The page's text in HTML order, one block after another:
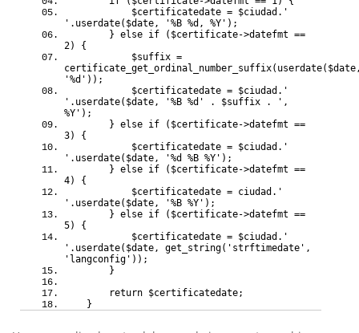
$certificatedate = $ciudad.'
'.userdate($date, '%B %d, %Y');
} else if ($certificate->datefmt ==
2) {
$suffix =
'%d'));
$certificatedate = $ciudad.'
'.userdate($date, '%B %d' . $suffix . ',
%Y');
} else if ($certificate->datefmt ==
3) {
$certificatedate = $ciudad.'
'.userdate($date, '%d %B %Y');
} else if ($certificate->datefmt ==
4) {
$certificatedate = ciudad.'
'.userdate($date, '%B %Y');
} else if ($certificate->datefmt ==
5) {
$certificatedate = $ciudad.'
'.userdate($date, get_string('strftimedate',
'langconfig'));
}
return $certificatedate;
}